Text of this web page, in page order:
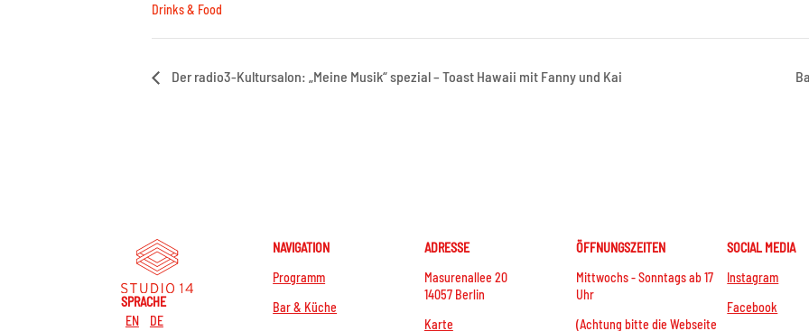
Drinks & Food
Der radio3-Kultursalon: „Meine Musik“ spezial – Toast Hawaii mit Fanny und Kai
SPRACHE
EN
DE
NAVIGATION
Programm
Bar & Küche
ADRESSE
Masurenallee 20
14057 Berlin
Karte
ÖFFNUNGSZEITEN
Mittwochs - Sonntags ab 17
Uhr
(Achtung bitte die Webseite
SOCIAL MEDIA
Instagram
Facebook